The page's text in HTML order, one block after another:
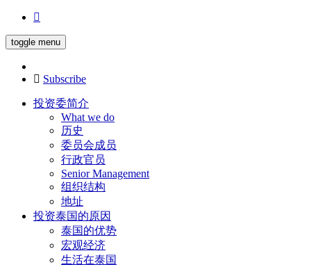
toggle menu
Subscribe
投资委简介
What we do
历史
委员会成员
行政官员
Senior Management
组织结构
地址
投资泰国的原因
泰国的优势
宏观经济
生活在泰国